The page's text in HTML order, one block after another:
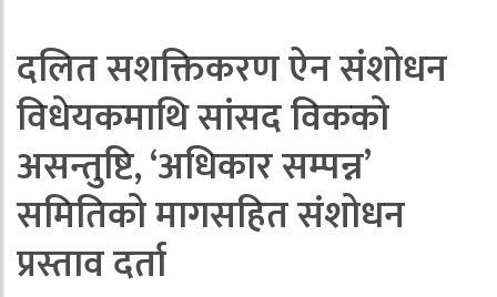
दलित सशक्तिकरण ऐन संशोधन
विधेयकमाथि सांसद विकको
असन्तुष्टि, ‘अधिकार सम्पन्न’
समितिको मागसहित संशोधन
प्रस्ताव दर्ता